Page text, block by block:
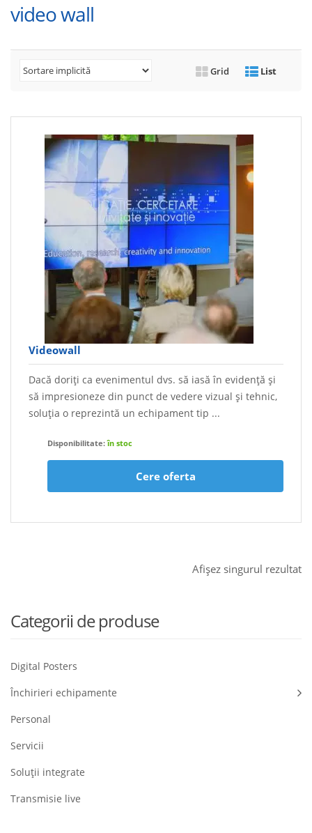
video wall
Grid List
Videowall
Dacă doriți ca evenimentul dvs. să iasă în evidență și
să impresioneze din punct de vedere vizual și tehnic,
soluția o reprezintă un echipament tip ...
Disponibilitate: în stoc
Cere oferta
Afișez singurul rezultat
Categorii de produse
Digital Posters
Închirieri echipamente
Personal
Servicii
Soluții integrate
Transmisie live